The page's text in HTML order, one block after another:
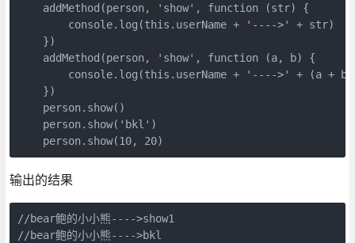
    addMethod(person, 'show', function (str) {
        console.log(this.userName + '---->' + str)
    })
    addMethod(person, 'show', function (a, b) {
console.log(this.userName + '---->' + (a +
    })
    person.show()
    person.show('bkl')
输出的结果
//bear鲍的小小熊---->show1
//bear鲍的小小熊---->bkl